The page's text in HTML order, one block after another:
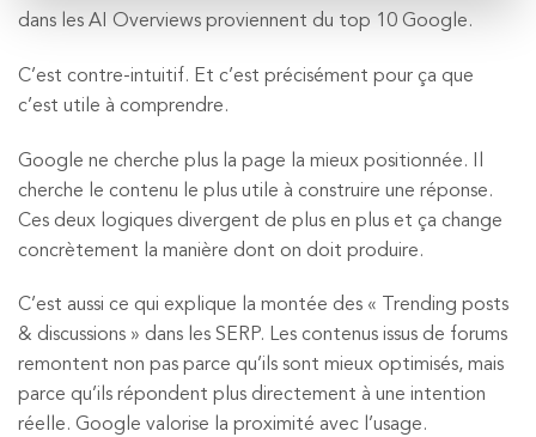
dans les AI Overviews proviennent du top 10 Google.
C’est contre-intuitif. Et c’est précisément pour ça que
c’est utile à comprendre.
Google ne cherche plus la page la mieux positionnée. Il
cherche le contenu le plus utile à construire une réponse.
Ces deux logiques divergent de plus en plus et ça change
concrètement la manière dont on doit produire.
C’est aussi ce qui explique la montée des « Trending posts
& discussions » dans les SERP. Les contenus issus de forums
remontent non pas parce qu’ils sont mieux optimisés, mais
parce qu’ils répondent plus directement à une intention
réelle. Google valorise la proximité avec l’usage.